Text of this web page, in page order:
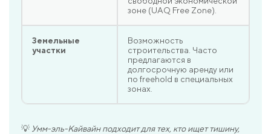
зоне (UAQ Free Zone).
Земельные
участки
Возможность
строительства. Часто
предлагаются в
долгосрочную аренду или
по freehold в специальных
зонах.
💡 Умм-эль-Кайвайн подходит для тех, кто ищет тишину,